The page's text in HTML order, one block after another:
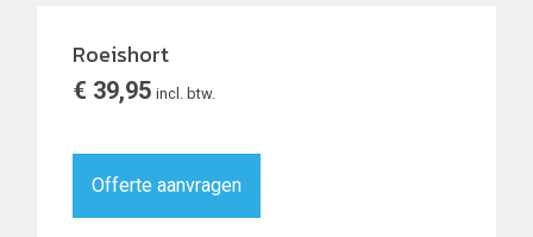
Roeishort
€ 39,95 incl. btw.
Offerte aanvragen